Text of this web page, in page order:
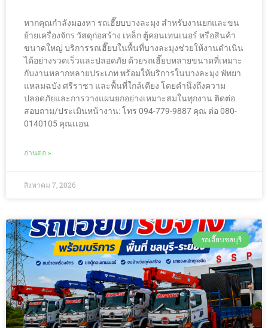
หากคุณกำลังมองหา รถเฮี๊ยบบางละมุง สำหรับงานยกและขน
ย้ายเครื่องจักร วัสดุก่อสร้าง เหล็ก ตู้คอนเทนเนอร์ หรือสินค้า
ขนาดใหญ่ บริการรถเฮี๊ยบในพื้นที่บางละมุงช่วยให้งานดำเนิน
ได้อย่างรวดเร็วและปลอดภัย ด้วยรถเฮี๊ยบหลายขนาดที่เหมาะ
กับงานหลากหลายประเภท พร้อมให้บริการในบางละมุง พัทยา
แหลมฉบัง ศรีราชา และพื้นที่ใกล้เคียง โดยคำนึงถึงความ
ปลอดภัยและการวางแผนยกอย่างเหมาะสมในทุกงาน ติดต่อ
สอบถาม/ประเมินหน้างาน: โทร 094-779-9887 คุณ ต่อ 080-
0140105 คุณเเอน
อ่านต่อ »
สิงหาคม 7, 2026
รถเฮี๊ยบชลบุรี